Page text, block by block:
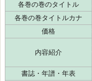
各巻の巻のタイトル
各巻の巻タイトルカナ
価格
内容紹介
書誌・年譜・年表